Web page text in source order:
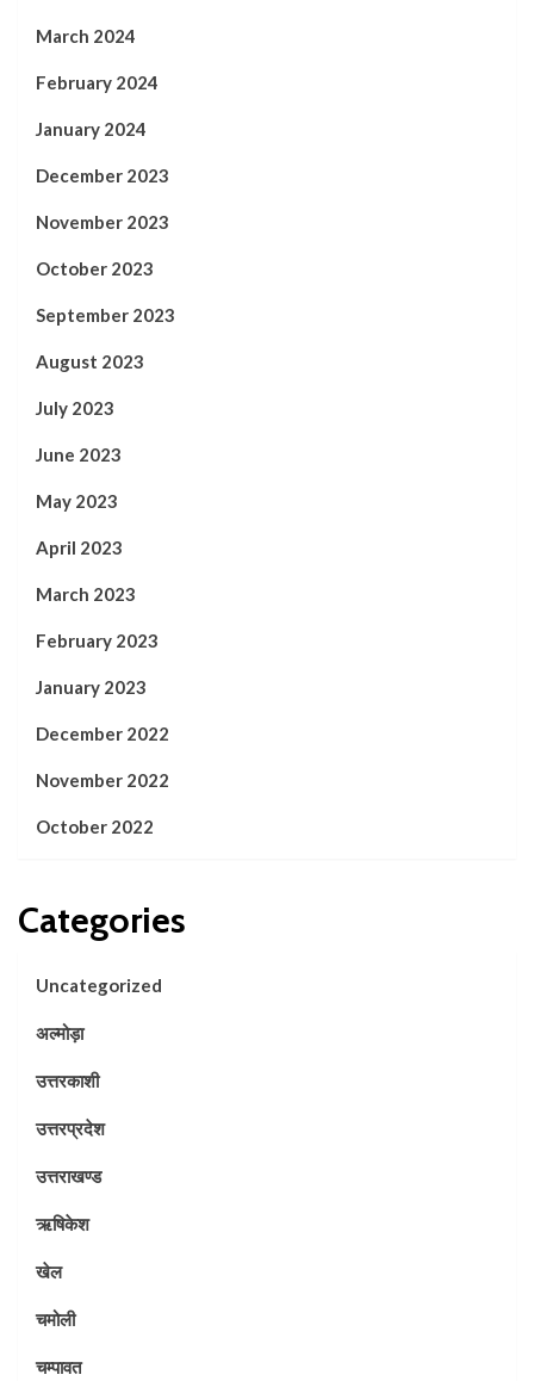
March 2024
February 2024
January 2024
December 2023
November 2023
October 2023
September 2023
August 2023
July 2023
June 2023
May 2023
April 2023
March 2023
February 2023
January 2023
December 2022
November 2022
October 2022
Categories
Uncategorized
अल्मोड़ा
उत्तरकाशी
उत्तरप्रदेश
उत्तराखण्ड
ऋषिकेश
खेल
चमोली
चम्पावत